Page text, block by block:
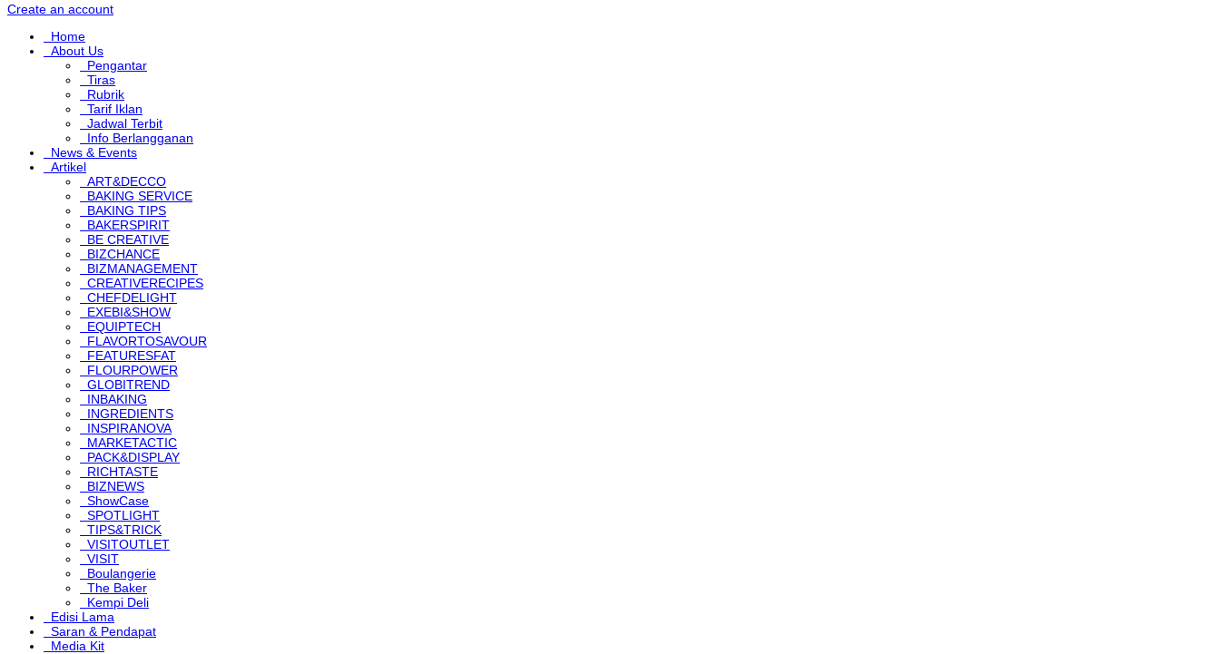
Create an account
Home
About Us
Pengantar
Tiras
Rubrik
Tarif Iklan
Jadwal Terbit
Info Berlangganan
News & Events
Artikel
ART&DECCO
BAKING SERVICE
BAKING TIPS
BAKERSPIRIT
BE CREATIVE
BIZCHANCE
BIZMANAGEMENT
CREATIVERECIPES
CHEFDELIGHT
EXEBI&SHOW
EQUIPTECH
FLAVORTOSAVOUR
FEATURESFAT
FLOURPOWER
GLOBITREND
INBAKING
INGREDIENTS
INSPIRANOVA
MARKETACTIC
PACK&DISPLAY
RICHTASTE
BIZNEWS
ShowCase
SPOTLIGHT
TIPS&TRICK
VISITOUTLET
VISIT
Boulangerie
The Baker
Kempi Deli
Edisi Lama
Saran & Pendapat
Media Kit